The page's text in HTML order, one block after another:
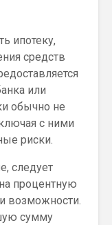
ипотеку,
средств
или
обычно не
с ними
риски.
следует
процентную
возможности.
сумму